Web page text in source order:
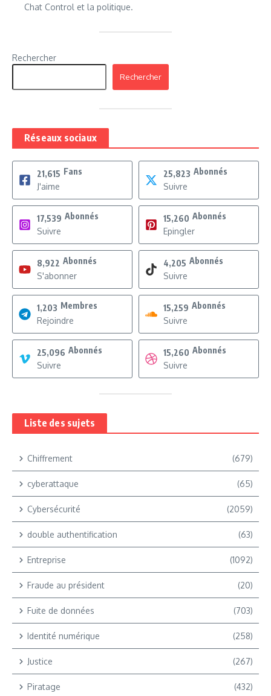
Chat Control et la politique.
Rechercher
Rechercher
Réseaux sociaux
21,615 Fans
J'aime
25,823 Abonnés
Suivre
17,539 Abonnés
Suivre
15,260 Abonnés
Epingler
8,922 Abonnés
S'abonner
4,205 Abonnés
Suivre
1,203 Membres
Rejoindre
15,259 Abonnés
Suivre
25,096 Abonnés
Suivre
15,260 Abonnés
Suivre
Liste des sujets
Chiffrement (679)
cyberattaque (65)
Cybersécurité (2059)
double authentification (63)
Entreprise (1092)
Fraude au président (20)
Fuite de données (703)
Identité numérique (258)
Justice (267)
Piratage (432)